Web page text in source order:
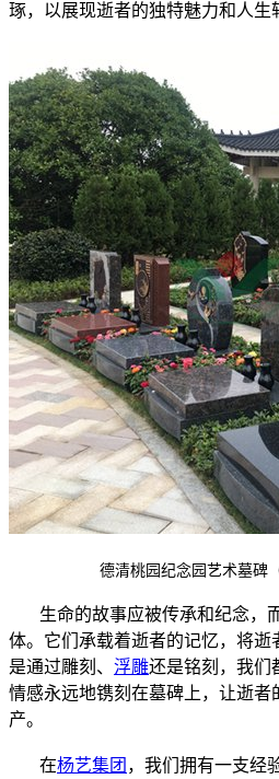
琢，以展现逝者的独特魅力和人生
德清桃园纪念园艺术墓碑
生命的故事应被传承和纪念，
体。它们承载着逝者的记忆，将
是通过雕刻、 浮雕还是铭刻，我们
情感永远地镌刻在墓碑上，让逝者
产。
在杨艺集团 ，我们拥有一支经